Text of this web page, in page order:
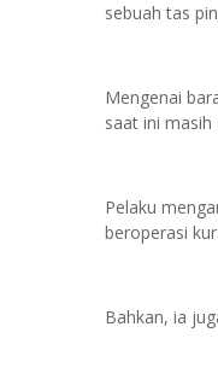
sebuah tas
Mengenai
saat ini
Pelaku
beroperasi
Bahkan, ia